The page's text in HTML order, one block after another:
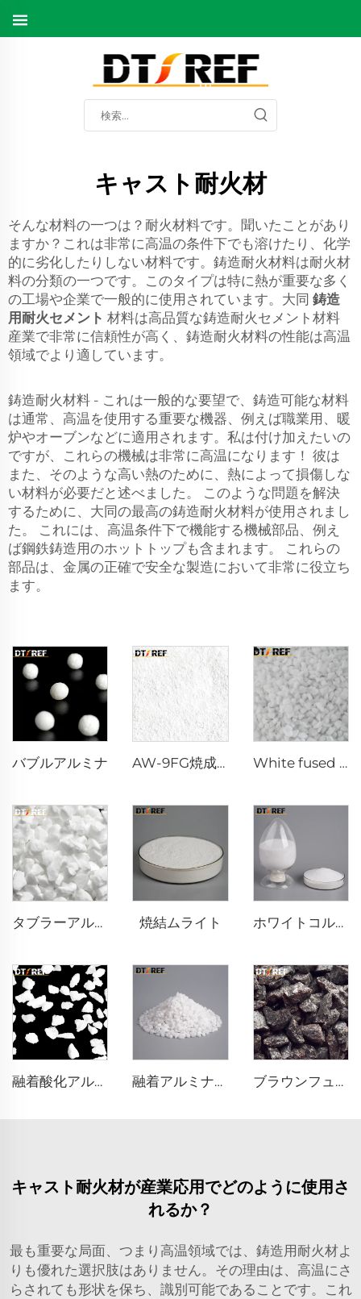
キャスト耐火材
そんな材料の一つは？耐火材料です。聞いたことがあり
ますか？これは非常に高温の条件下でも溶けたり、化学
的に劣化したりしない材料です。鋳造耐火材料は耐火材
料の分類の一つです。このタイプは特に熱が重要な多く
の工場や企業で一般的に使用されています。大同 鋳造
用耐火セメント 材料は高品質な鋳造耐火セメント材料
産業で非常に信頼性が高く、鋳造耐火材料の性能は高温
領域でより適しています。
鋳造耐火材料 - これは一般的な要望で、鋳造可能な材料
は通常、高温を使用する重要な機器、例えば職業用、暖
炉やオーブンなどに適用されます。私は付け加えたいの
ですが、これらの機械は非常に高温になります！ 彼は
また、そのような高い熱のために、熱によって損傷しな
い材料が必要だと述べました。 このような問題を解決
するために、大同の最高の鋳造耐火材料が使用されまし
た。 これには、高温条件下で機能する機械部品、例え
ば鋼鉄鋳造用のホットトップも含まれます。 これらの
部品は、金属の正確で安全な製造において非常に役立ち
ます。
バブルアルミナ AW-9FG焼成α-Al₂O₃粉末 White fused alumina
タブラーアルミナ 焼結ムライト ホワイトコルンダム粉末
融着酸化アルミニウム 融着アルミナ粉末 ブラウンフューズドアルミナ
キャスト耐火材が産業応用でどのように使用さ
れるか？
最も重要な局面、つまり高温領域では、鋳造用耐火材よ
りも優れた選択肢はありません。その理由は、高温にさ
らされても形状を保ち、識別可能であることです。これ